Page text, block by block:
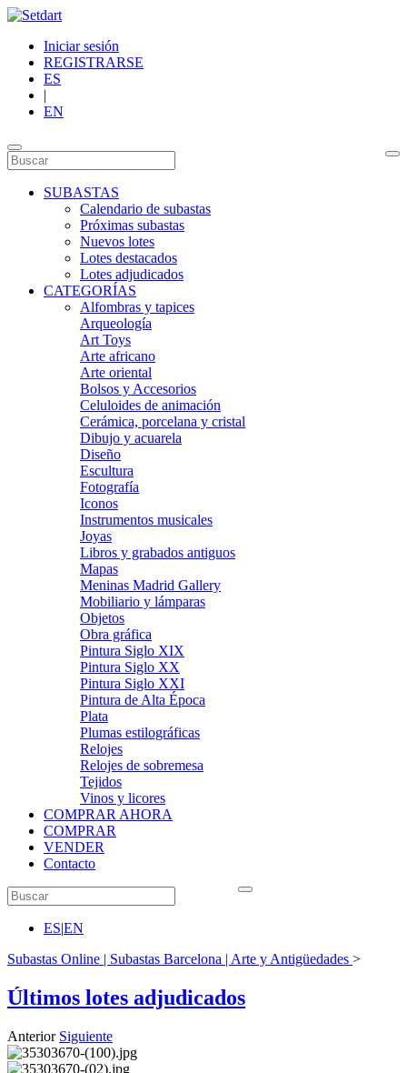
Iniciar sesión
REGISTRARSE
ES
|
EN
SUBASTAS
Calendario de subastas
Próximas subastas
Nuevos lotes
Lotes destacados
Lotes adjudicados
CATEGORÍAS
Alfombras y tapices
Arqueología
Art Toys
Arte africano
Arte oriental
Bolsos y Accesorios
Celuloides de animación
Cerámica, porcelana y cristal
Dibujo y acuarela
Diseño
Escultura
Fotografía
Iconos
Instrumentos musicales
Joyas
Libros y grabados antiguos
Mapas
Meninas Madrid Gallery
Mobiliario y lámparas
Objetos
Obra gráfica
Pintura Siglo XIX
Pintura Siglo XX
Pintura Siglo XXI
Pintura de Alta Época
Plata
Plumas estilográficas
Relojes
Relojes de sobremesa
Tejidos
Vinos y licores
COMPRAR AHORA
COMPRAR
VENDER
Contacto
ES|EN
Subastas Online | Subastas Barcelona | Arte y Antigüedades >
Últimos lotes adjudicados
Anterior Siguiente